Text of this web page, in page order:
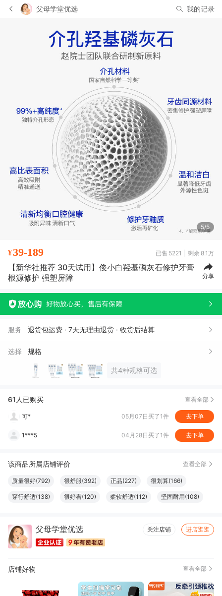
父母学堂优选 我的记录
5/5
¥39-189 已售 5221 剩余 8.1万
【新华社推荐 30天试用】俊小白羟基磷灰石修护牙膏
根源修护 强塑屏障
分享
服务 退货包运费 · 7天无理由退货 · 收货后结算
选择 规格
共4种规格可选
61人已购买 查看全部
格**朵
真* 去下单
可* 05月07日买了1件 去下单
1***5 04月28日买了1件 去下单
该商品所属店铺评价 查看全部
质量很好(792) 很舒服(392) 正品(227) 很划算(166)
穿行舒适(138) 很好看(120) 柔软舒适(112) 坚固耐用(108)
触感良好(76) 非常透气(75) 设计一流(73)
颜色正(66) 大小合适(64) 方便(60)
色泽纯正(37) 容量够大(35) 口感俱佳(34) 图文清晰(34)
父母学堂优选 关注店铺 进店逛逛
店铺好物 查看全部